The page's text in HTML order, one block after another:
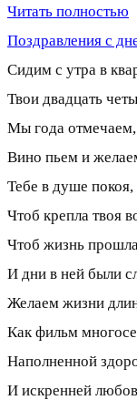
Читать полностью
Поздравления с
Сидим с утра в
Твои двадцать
Мы года отмечаем,
Вино пьем и
Тебе в душе покоя,
Чтоб крепла твоя
Чтоб жизнь прошла
И дни в ней были
Желаем жизни
Как фильм
Наполненной
И искренней